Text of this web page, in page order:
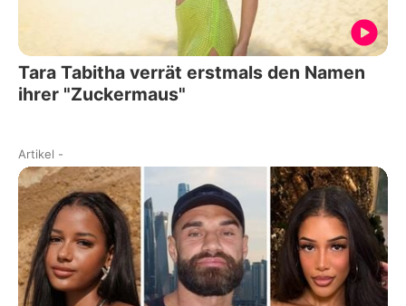
Tara Tabitha verrät erstmals den Namen
ihrer "Zuckermaus"
Artikel -